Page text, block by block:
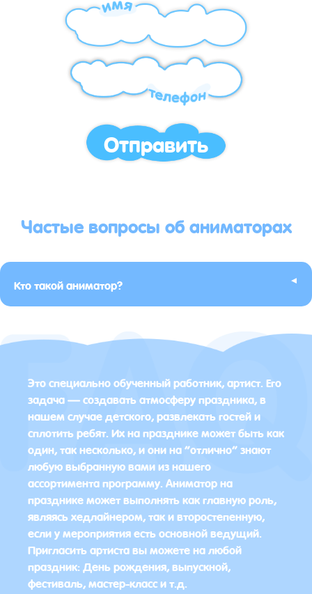
Отправить
Частые вопросы об аниматорах
Кто такой аниматор? ▸
Это специально обученный работник, артист. Его
задача — создавать атмосферу праздника, в
нашем случае детского, развлекать гостей и
сплотить ребят. Их на празднике может быть как
один, так несколько, и они на “отлично” знают
любую выбранную вами из нашего
ассортимента программу. Аниматор на
празднике может выполнять как главную роль,
являясь хедлайнером, так и второстепенную,
если у мероприятия есть основной ведущий.
Пригласить артиста вы можете на любой
праздник: День рождения, выпускной,
фестиваль, мастер-класс и т.д.